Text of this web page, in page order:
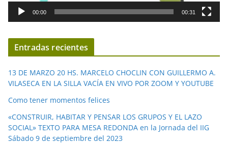
d
í
d
o
00:00 00:31
Entradas recientes
13 DE MARZO 20 HS. MARCELO CHOCLIN CON GUILLERMO A.
VILASECA EN LA SILLA VACÍA EN VIVO POR ZOOM Y YOUTUBE
Como tener momentos felices
«CONSTRUIR, HABITAR Y PENSAR LOS GRUPOS Y EL LAZO
SOCIAL» TEXTO PARA MESA REDONDA en la Jornada del IIG
Sábado 9 de septiembre del 2023